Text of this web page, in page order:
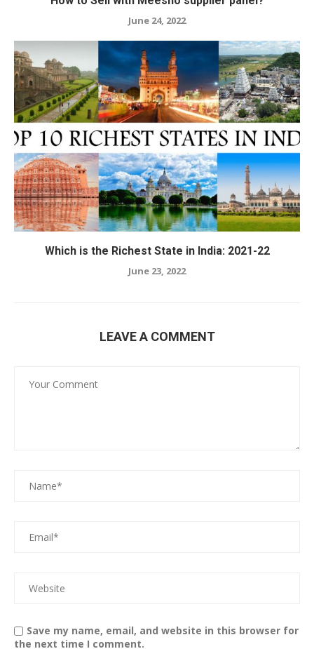
June 24, 2022
Which is the Richest State in India: 2021-22
June 23, 2022
LEAVE A COMMENT
Save my name, email, and website in this browser for
the next time I comment.